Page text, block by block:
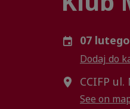
07
Dodaj do
CCIFP
See on